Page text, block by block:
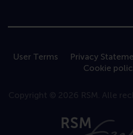
User Terms Privacy
Cookie